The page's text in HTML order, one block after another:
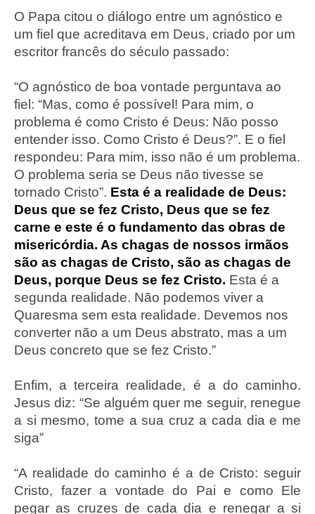
O Papa citou o diálogo entre um agnóstico e
um fiel que acreditava em Deus, criado por um
escritor francês do século passado:
“O agnóstico de boa vontade perguntava ao
fiel: “Mas, como é possível! Para mim, o
problema é como Cristo é Deus: Não posso
entender isso. Como Cristo é Deus?”. E o fiel
respondeu: Para mim, isso não é um problema.
O problema seria se Deus não tivesse se
tornado Cristo”. Esta é a realidade de Deus:
Deus que se fez Cristo, Deus que se fez
carne e este é o fundamento das obras de
misericórdia. As chagas de nossos irmãos
são as chagas de Cristo, são as chagas de
Deus, porque Deus se fez Cristo. Esta é a
segunda realidade. Não podemos viver a
Quaresma sem esta realidade. Devemos nos
converter não a um Deus abstrato, mas a um
Deus concreto que se fez Cristo.”
Enfim, a terceira realidade, é a do caminho.
Jesus diz: “Se alguém quer me seguir, renegue
a si mesmo, tome a sua cruz a cada dia e me
siga”
“A realidade do caminho é a de Cristo: seguir
Cristo, fazer a vontade do Pai e como Ele
pegar as cruzes de cada dia e renegar a si